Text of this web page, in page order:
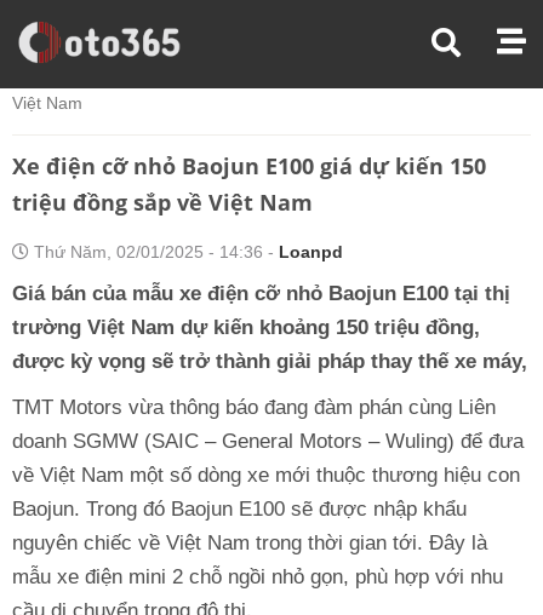
Trang Chủ
Tin Xe
Việt Nam
Xe điện cỡ nhỏ Baojun E100 giá dự kiến 150
triệu đồng sắp về Việt Nam
Thứ Năm, 02/01/2025 - 14:36 - Loanpd
Giá bán của mẫu xe điện cỡ nhỏ Baojun E100 tại thị
trường Việt Nam dự kiến khoảng 150 triệu đồng,
được kỳ vọng sẽ trở thành giải pháp thay thế xe máy,
TMT Motors vừa thông báo đang đàm phán cùng Liên
doanh SGMW (SAIC – General Motors – Wuling) để đưa
về Việt Nam một số dòng xe mới thuộc thương hiệu con
Baojun. Trong đó Baojun E100 sẽ được nhập khẩu
nguyên chiếc về Việt Nam trong thời gian tới. Đây là
mẫu xe điện mini 2 chỗ ngồi nhỏ gọn, phù hợp với nhu